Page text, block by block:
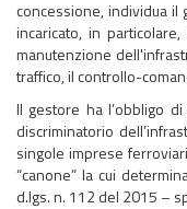
concessione, individua il
incaricato, in
manutenzione
traffico, il controllo-
Il gestore ha l’obbligo
discriminatorio
singole imprese
“canone” la cui
d.lgs. n. 112 del 2015 –